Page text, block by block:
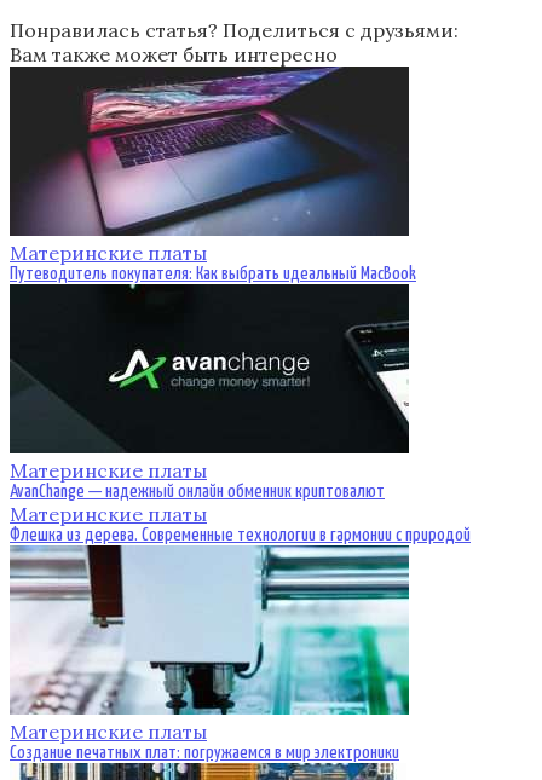
Понравилась статья? Поделиться с друзьями:
Вам также может быть интересно
Материнские платы
Путеводитель покупателя: Как выбрать идеальный MacBook
Материнские платы
AvanChange — надежный онлайн обменник криптовалют
Материнские платы
Флешка из дерева. Современные технологии в гармонии с природой
Материнские платы
Создание печатных плат: погружаемся в мир электроники